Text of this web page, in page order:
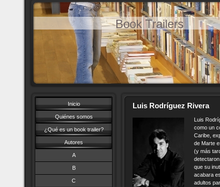
Book Trailers
Inicio
Quiénes somos
¿Qué es un book trailer?
Autores
A
B
C
Luis Rodríguez Rivera
Luis
como un
Caribe,
de Marte
(y más
que su
acabara
adultos